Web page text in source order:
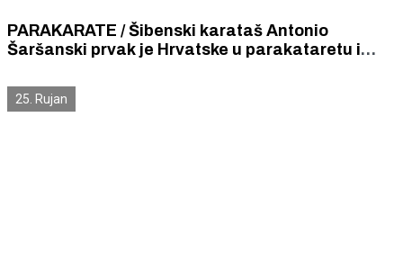
PARAKARATE / Šibenski karataš Antonio
Šaršanski prvak je Hrvatske u parakataretu i
25. Rujan